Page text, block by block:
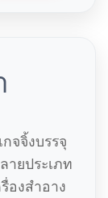
จจิ้งบรรจุ
ยประเภท
องสำอาง